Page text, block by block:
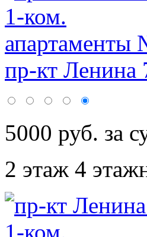
пр-кт Ленина
5000 руб. за
2 этаж 4